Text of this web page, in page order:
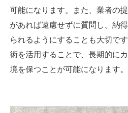
可能になります。また、業者の
があれば遠慮せずに質問し、納
られるようにすることも大切で
術を活用することで、長期的に
境を保つことが可能になります。